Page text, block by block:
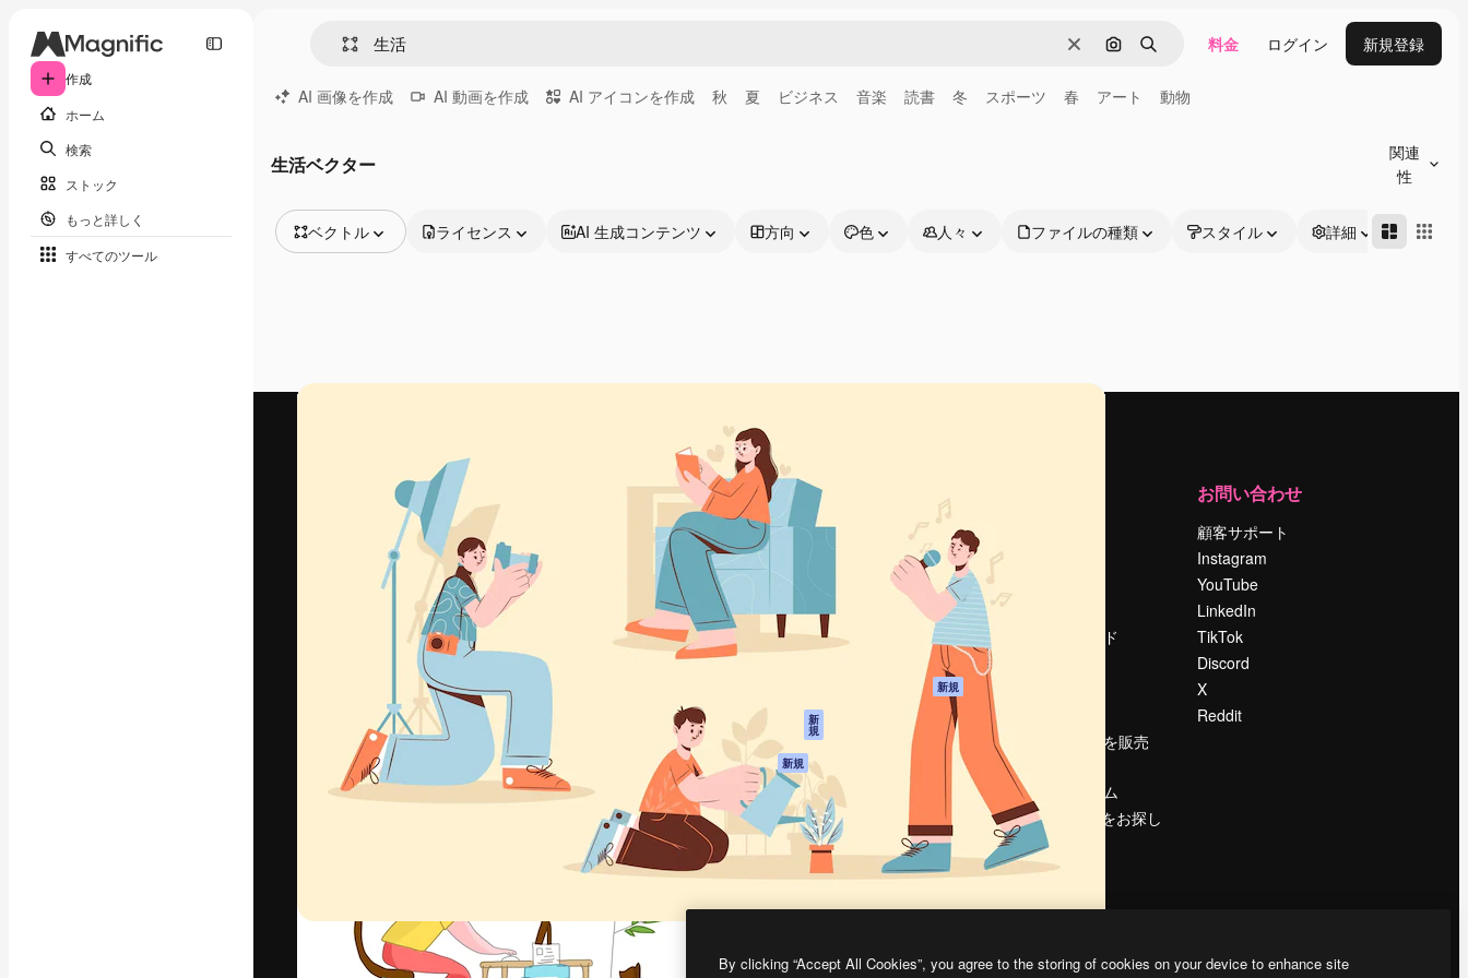
作成
ホーム
検索
ストック
もっと詳しく
すべてのツール
消去 画像で検索
検索 料金 ログイン 新規登録
AI 画像を作成 AI 動画を作成 AI アイコンを作成 秋 夏 ビジネス 音楽 読書 冬 スポーツ 春 アート 動物
生活ベクター
関連
性
ベクトル
動画
ライセンス AI 生成コンテンツ 方向 色 人々 ファイルの種類 スタイル 詳細
最高のクリエイティブ制作を導くためのプラ
ットフォーム。クリエイター、企業、代理
店、スタジオを含む100万人以上が利用して
います。
日本語
製品
Spaces
AI アシスタント
AI 画像生成ツール
AI 動画生成ツール
AI 音声合成ツール
ストックコンテン
Claude/ChatGPT
向けMCP
新
規
エージェント 新規
モバイルアプリ
すべてのMagnificツ
ール
Academy
ドキュメント
サポート
利用規約
プライバシーポリ
オリジナル
新規
クッキーポリシー
トラストセンター
アフィリエイト
法人向け
検索トレンド
コンテンツを販売
プレスルーム
magnific.aiをお探し
ですか？
お問い合わせ
顧客サポート
Instagram
YouTube
LinkedIn
TikTok
Discord
X
Reddit
Copyright © 2010- Freepik Company S.L.U.
By clicking “Accept All Cookies”, you agree to the storing of cookies on your device to enhance site